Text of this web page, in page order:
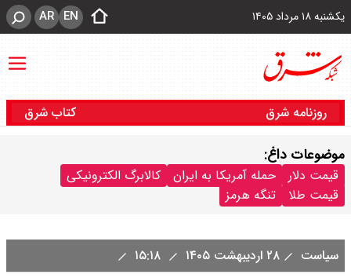
یکشنبه ۱۸ مرداد ۱۴۰۵ EN
AR
روزنامه شرق کتاب شرق
موضوعات داغ:
قیمت دلار حمله آمریکا به ایران
کالابرگ الکترونیکی
قیمت طلا
تنگه هرمز
سیاست ۲۸ اردیبهشت ۱۴۰۵